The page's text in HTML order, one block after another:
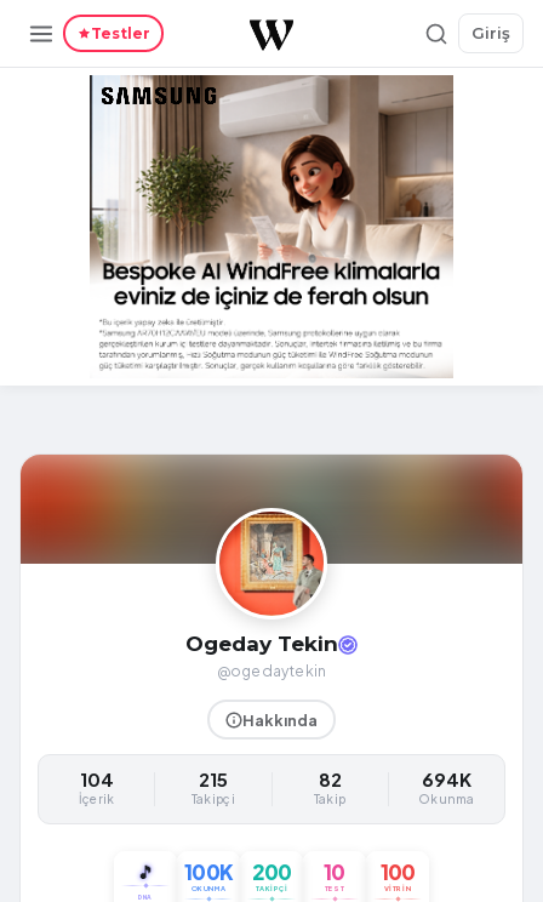
Testler Giriş
Ogeday Tekin
@ogedaytekin
Hakkında
104
İçerik
215
Takipçi
82
Takip
694K
Okunma
🎵
DNA
100K
OKUNMA
200
TAKIPÇI
10
TEST
100
VITRIN